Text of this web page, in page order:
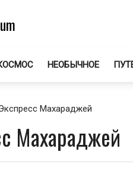
НЕОБЫЧНОЕ
Махараджей
Махараджей